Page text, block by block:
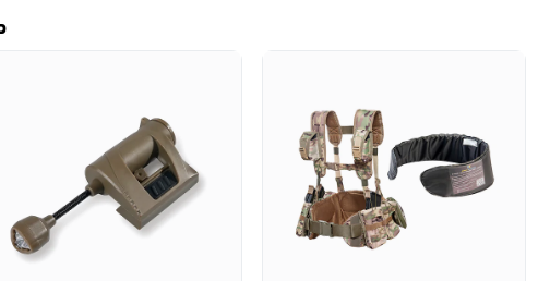
500D з антиінфрочервоним покриттям (NIR) і 3D
та провітрювання.
(Luger), уламки, вибухова хвиля
поліетилен)